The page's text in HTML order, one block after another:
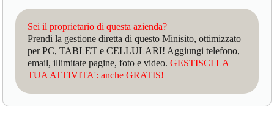
Sei il proprietario di questa azienda?
Prendi la gestione diretta di questo Minisito, ottimizzato
per PC, TABLET e CELLULARI! Aggiungi telefono,
email, illimitate pagine, foto e video.GESTISCI LA
TUA ATTIVITA': anche GRATIS!